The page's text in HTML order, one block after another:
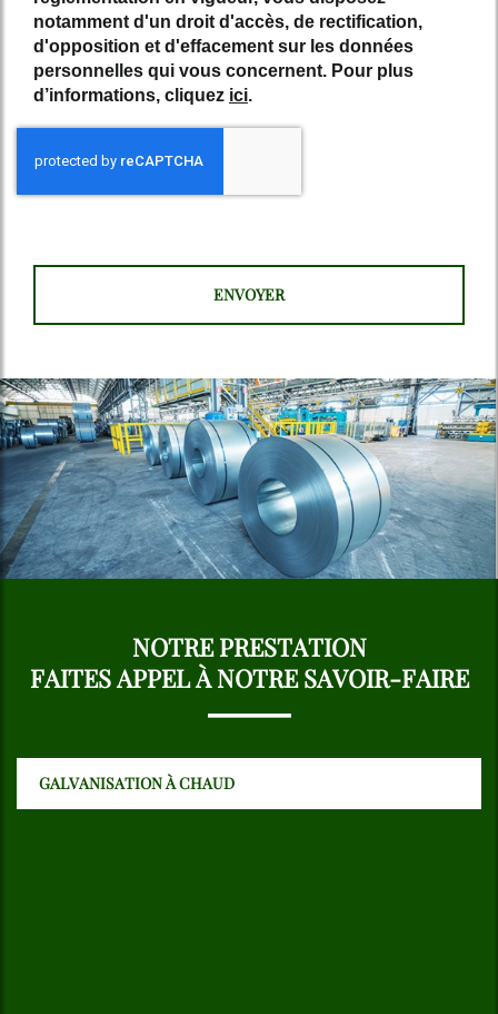
notamment d'un droit d'accès, de rectification,
d'opposition et d'effacement sur les données
personnelles qui vous concernent. Pour plus
d’informations, cliquez ici.
NOTRE PRESTATION
FAITES APPEL À NOTRE SAVOIR-FAIRE
GALVANISATION À CHAUD